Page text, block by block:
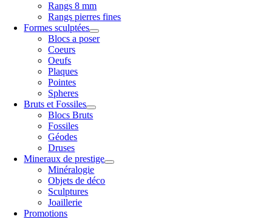
Rangs 8 mm
Rangs pierres fines
Formes sculptées
Blocs a poser
Coeurs
Oeufs
Plaques
Pointes
Spheres
Bruts et Fossiles
Blocs Bruts
Fossiles
Géodes
Druses
Mineraux de prestige
Minéralogie
Objets de déco
Sculptures
Joaillerie
Promotions